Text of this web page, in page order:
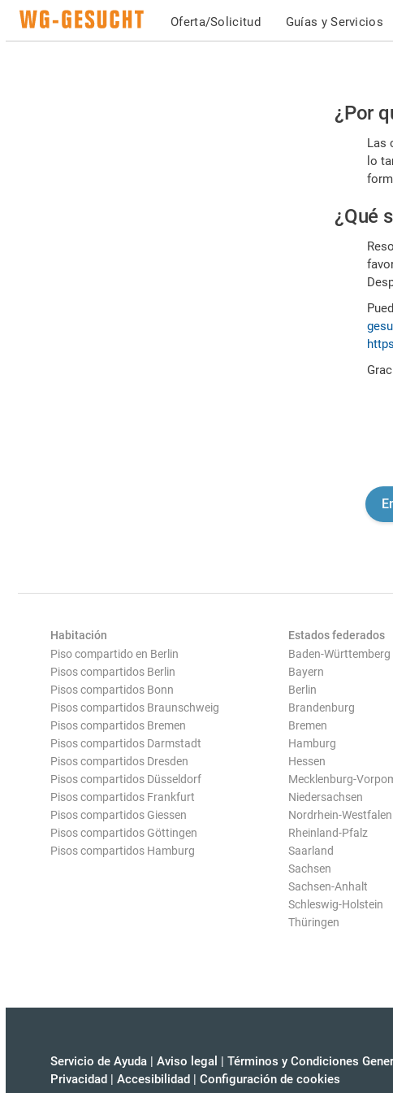
Oferta/Solicitud Guías y Servicios
Por
favor,
es
¿Por
Las
lo
¿Qué
Habitación
Piso compartido en Berlin
Pisos compartidos Berlin
Pisos compartidos Bonn
Pisos compartidos Braunschweig
Pisos compartidos Bremen
Pisos compartidos Darmstadt
Pisos compartidos Dresden
Pisos compartidos Düsseldorf
Pisos compartidos Frankfurt
Pisos compartidos Giessen
Pisos compartidos Göttingen
Pisos compartidos Hamburg
Estados federados
Baden-Württemberg
Bayern
Berlin
Brandenburg
Bremen
Hamburg
Hessen
Mecklenburg-
Niedersachsen
Nordrhein-Westfalen
Rheinland-Pfalz
Saarland
Sachsen
Sachsen-Anhalt
Schleswig-Holstein
Thüringen
Servicio de Ayuda | Aviso legal | Términos y Condiciones
Privacidad | Accesibilidad | Configuración de cookies